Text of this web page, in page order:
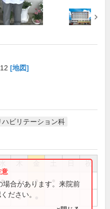
[地図]
ハビリテーション科
祝
● ● ●
●
場合があります。来院前
ださい。